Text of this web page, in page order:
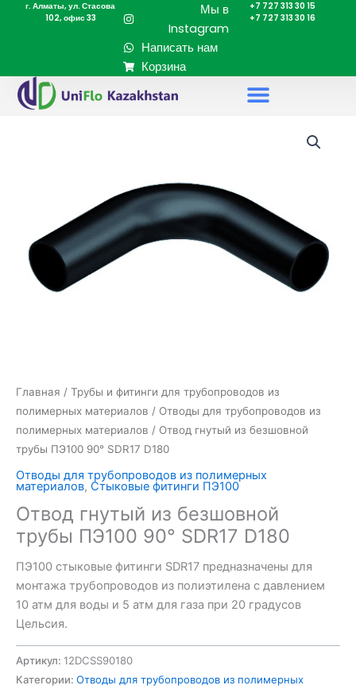
Перейтиг. Алматы, ул. Стасова
102, офис 33
Мы в
Instagram
Написать нам
Корзина
+7 727 313 30 15
+7 727 313 30 16
Главная / Трубы и фитинги для трубопроводов из
полимерных материалов / Отводы для трубопроводов из
полимерных материалов / Отвод гнутый из безшовной
трубы ПЭ100 90° SDR17 D180
Отводы для трубопроводов из полимерных
материалов, Стыковые фитинги ПЭ100
Отвод гнутый из безшовной
трубы ПЭ100 90° SDR17 D180
ПЭ100 стыковые фитинги SDR17 предназначены для
монтажа трубопроводов из полиэтилена с давлением
10 атм для воды и 5 атм для газа при 20 градусов
Цельсия.
Артикул: 12DCSS90180
Категории: Отводы для трубопроводов из полимерных